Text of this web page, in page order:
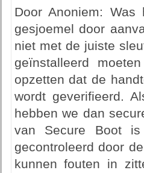
Door Anoniem:
gesjoemel door
niet met de juiste
geïnstalleerd
opzetten dat de
wordt geverifieerd.
hebben we dan
van Secure Boot is
gecontroleerd door
kunnen fouten in